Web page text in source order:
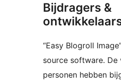
Bijdragers &
“Easy Blogroll
source software. De
personen hebben